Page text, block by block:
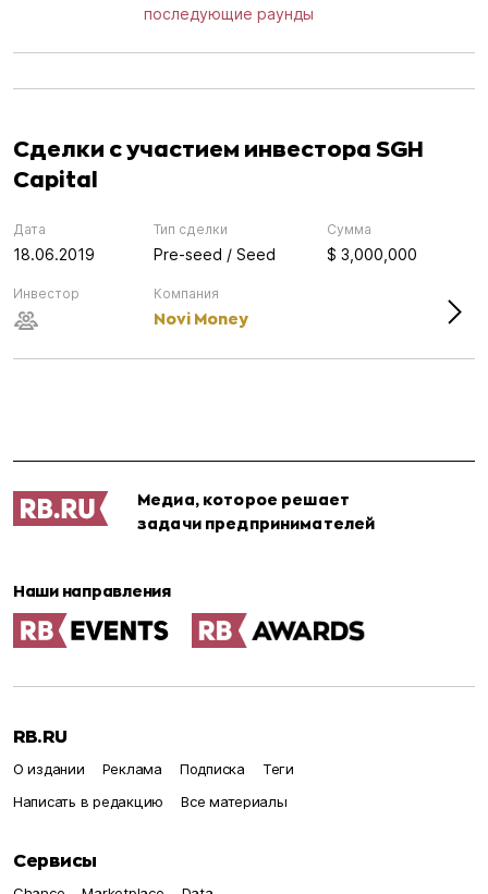
последующие раунды
Сделки с участием инвестора SGH
Capital
Дата
18.06.2019
Компания
Novi Money
Инвестор
Тип сделки
Pre-seed / Seed
Сумма
$ 3,000,000
Медиа, которое решает
задачи предпринимателей
Наши направления
RB.RU
О издании Реклама Подписка
Теги
Написать в редакцию
Все материалы
Сервисы